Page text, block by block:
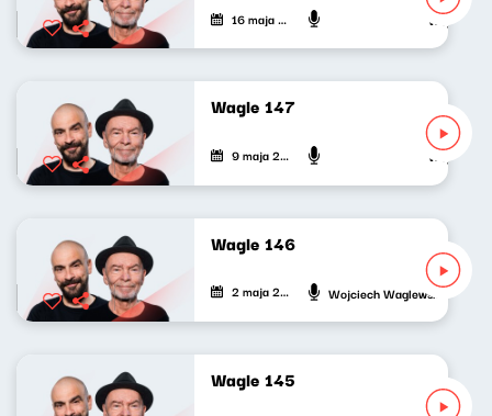
16 maja 2023 Wojciech
Wagle 147
9 maja 2023 Wojciech
Wagle 146
2 maja 2023 Wojciech Waglewski
Wagle 145